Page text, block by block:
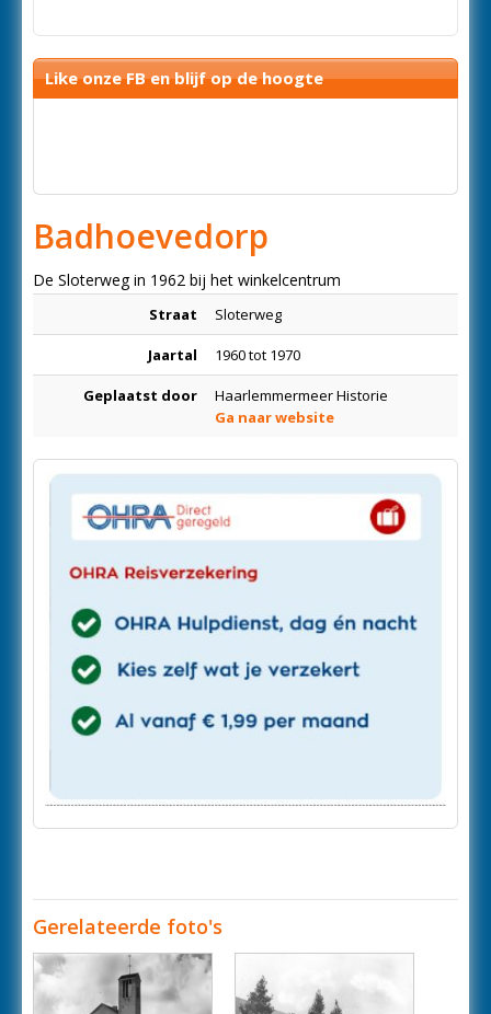
Like onze FB en blijf op de hoogte
Badhoevedorp
De Sloterweg in 1962 bij het winkelcentrum
Straat Sloterweg
Jaartal 1960 tot 1970
Geplaatst door
Haarlemmermeer Historie
Ga naar website
Gerelateerde foto's